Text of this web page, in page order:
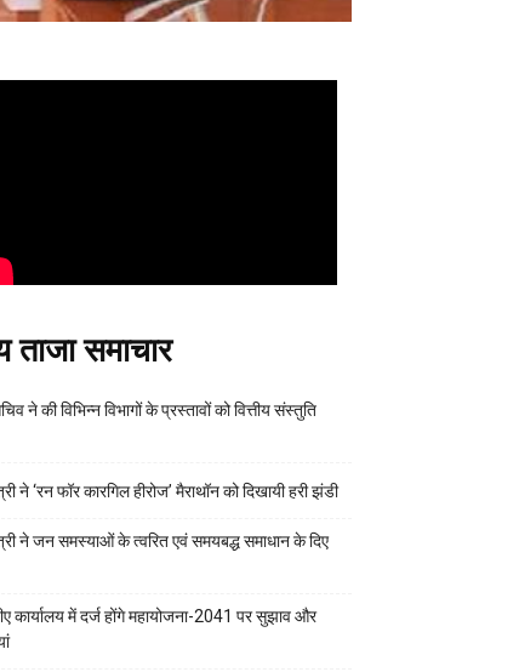
ताजा समाचार
ने की विभिन्न विभागों के प्रस्तावों को वित्तीय संस्तुति
ने ‘रन फॉर कारगिल हीरोज’ मैराथॉन को दिखायी हरी झंडी
ने जन समस्याओं के त्वरित एवं समयबद्ध समाधान के दिए
कार्यालय में दर्ज होंगे महायोजना-2041 पर सुझाव और